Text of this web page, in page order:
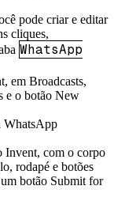
pode criar e editar
cliques,
WhatsApp
WhatsApp